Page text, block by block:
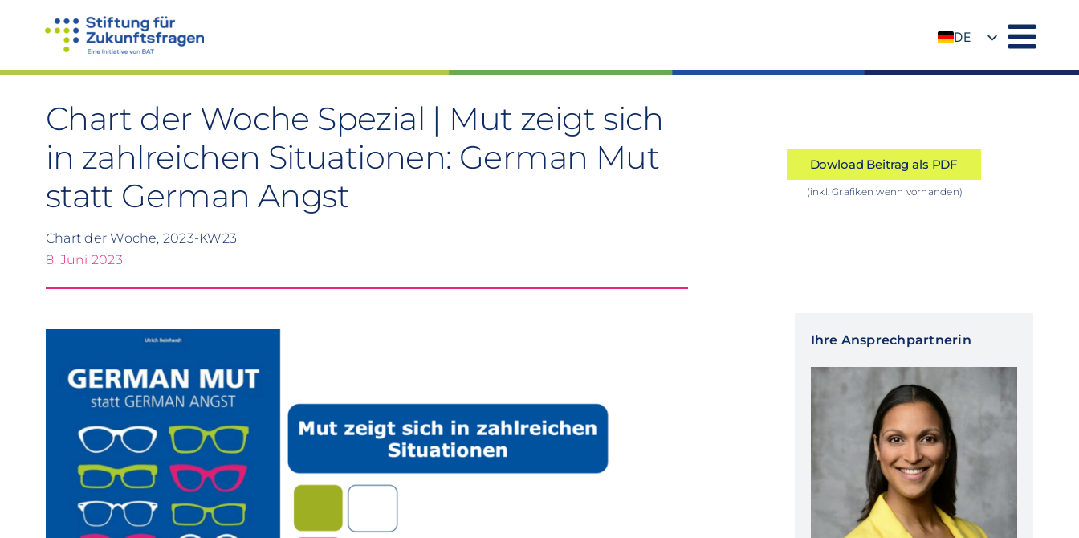
DE
Chart der Woche Spezial | Mut zeigt sich
in zahlreichen Situationen: German Mut
statt German Angst
Chart der Woche, 2023-KW23
8. Juni 2023
Dowload Beitrag als PDF
(inkl. Grafiken wenn vorhanden)
Ihre Ansprechpartnerin